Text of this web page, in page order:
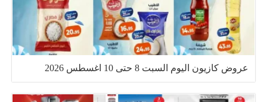
عروض كازيون اليوم السبت 8 حتى 10 اغسطس 2026